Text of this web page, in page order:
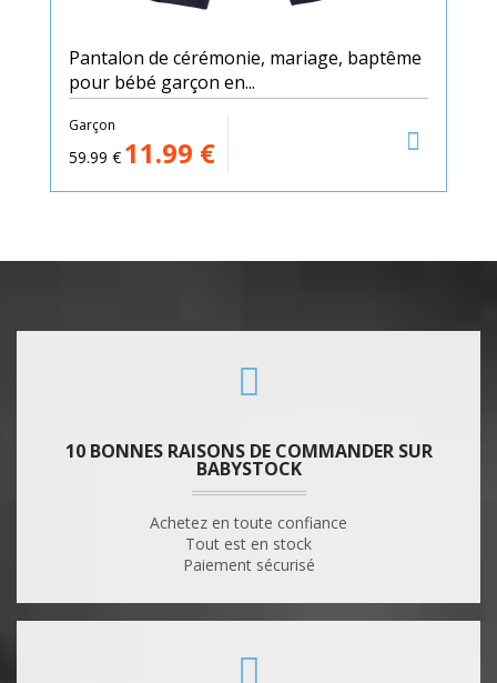
Pantalon de cérémonie, mariage, baptême
pour bébé garçon en...
Garçon
59.99 € 11.99 €
10 BONNES RAISONS DE COMMANDER SUR
BABYSTOCK
Achetez en toute confiance
Tout est en stock
Paiement sécurisé